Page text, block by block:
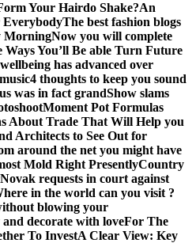
Your Hairdo Shake?An
EverybodyThe best fashion blogs
MorningNow you will complete
Ways You’ll Be able Turn Future
has advanced over
4 thoughts to keep you sound
was in fact grandShow slams
Moment Pot Formulas
About Trade That Will Help you
Architects to See Out for
around the net you might have
Mold Right PresentlyCountry
Novak requests in court against
in the world can you visit ?
blowing your
decorate with loveFor The
To InvestA Clear View: Key